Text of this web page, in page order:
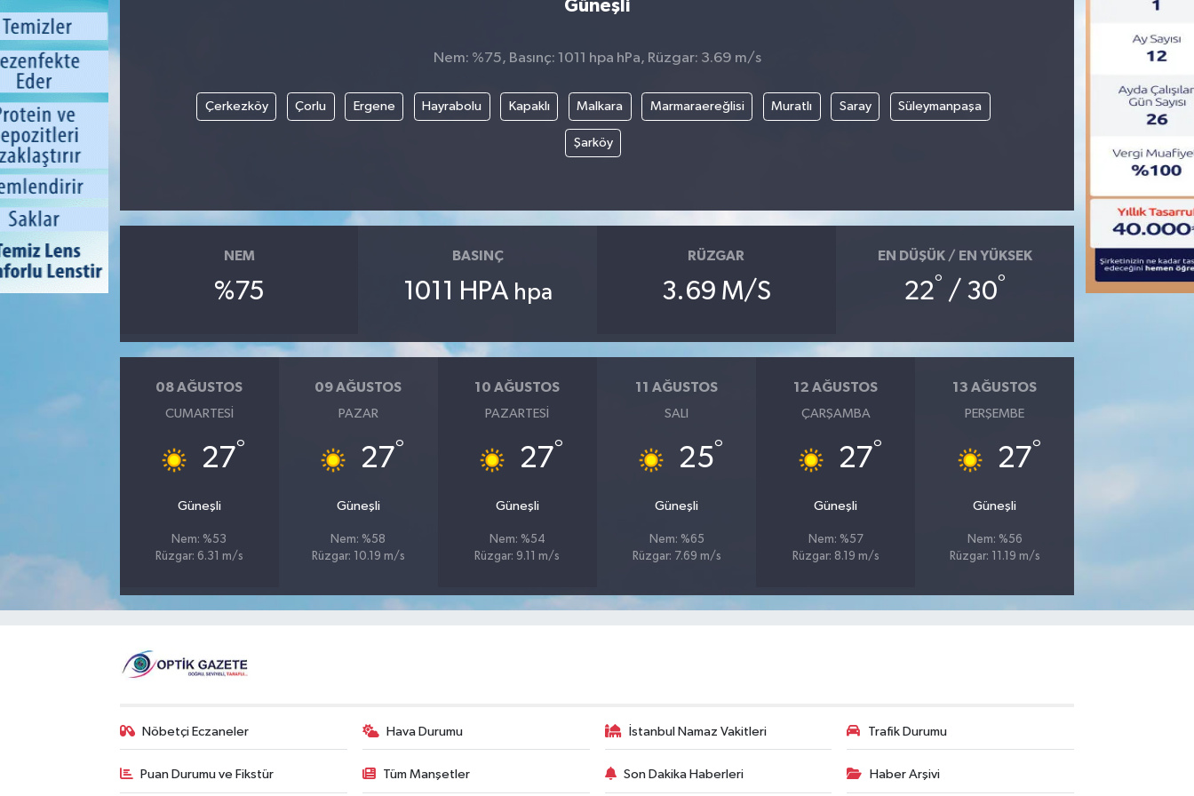
Güneşli
Nem: %75, Basınç: 1011 hpa hPa, Rüzgar: 3.69 m/s
Çerkezköy Çorlu Ergene Hayrabolu Kapaklı Malkara Marmaraereğlisi Muratlı Saray Süleymanpaşa
Şarköy
NEM
%75
BASINÇ
1011 HPA hpa
RÜZGAR
3.69 M/S
EN DÜŞÜK / EN YÜKSEK
22° / 30°
08 AĞUSTOS
CUMARTESI
27°
Güneşli
Nem: %53
Rüzgar: 6.31 m/s
09 AĞUSTOS
PAZAR
27°
Güneşli
Nem: %58
Rüzgar: 10.19 m/s
10 AĞUSTOS
PAZARTESI
27°
Güneşli
Nem: %54
Rüzgar: 9.11 m/s
11 AĞUSTOS
SALI
25°
Güneşli
Nem: %65
Rüzgar: 7.69 m/s
12 AĞUSTOS
ÇARŞAMBA
27°
Güneşli
Nem: %57
Rüzgar: 8.19 m/s
13 AĞUSTOS
PERŞEMBE
27°
Güneşli
Nem: %56
Rüzgar: 11.19 m/s
Nöbetçi Eczaneler Hava Durumu İstanbul Namaz Vakitleri Trafik Durumu
Puan Durumu ve Fikstür Tüm Manşetler Son Dakika Haberleri Haber Arşivi